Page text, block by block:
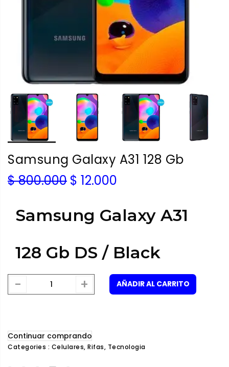
Samsung Galaxy A31 128 Gb
$800.000 $ 12.000
Samsung Galaxy A31
128 Gb DS / Black
- + AÑADIR AL CARRITO
Continuar comprando
Categories : Celulares, Rifas, Tecnologia